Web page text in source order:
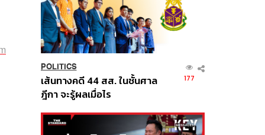
POLITICS
เส้นทางคดี 44 สส. ในชั้นศาล
ฎีกา จะรู้ผลเมื่อไร
177